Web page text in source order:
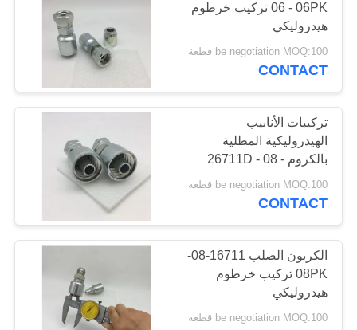
ذكر موصل خرطوم
الإناث
37
محولات خرطوم متري
33
06 - 06PK تركيب خرطوم
هيدروليكي
be negotiation MOQ:100 قطعة
CONTACT
تركيبات الأنابيب
الهيدروليكية المطلية
بالكروم 26711D - 08 -
08PK
be negotiation MOQ:100 قطعة
CONTACT
الكربون الصلب 16711-08-
08PK تركيب خرطوم
هيدروليكي
be negotiation MOQ:100 قطعة